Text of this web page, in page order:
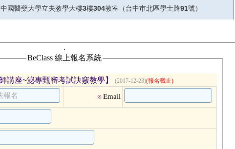
中國醫藥大學立夫教學大樓3樓304教室（台中巿北區學士路91號）